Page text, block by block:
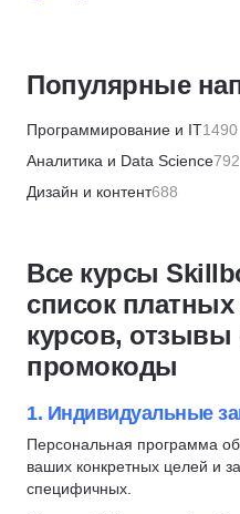
НИУДПО имени К.Д.
МИТУ
Русская Школа Управления
Скидка 5%
МИПО психология
Скидка 5%
Скидка 10%
Moscow Business School
Скидка 5%
Популярные
Программирование и IT1490
Аналитика и Data Science792
Дизайн и контент688
Финансы и бухгалтерия655
HR и рекрутинг327
Хобби и творчество355
Красота и здоровье566
Кулинария82
Психология596
Саморазвитие и soft skills 648
Прикладные программы
Все курсы
список
курсов, отзывы
промокоды
1. Индивидуальные
Персональная программа
ваших конкретных целей и
специфичных.